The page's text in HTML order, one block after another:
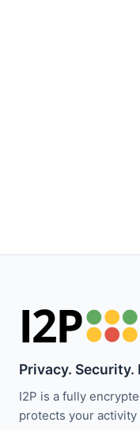
Privacy. Security.
I2P is a fully
protects your